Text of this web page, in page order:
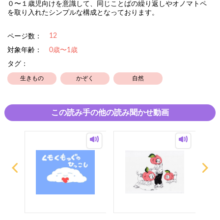
０〜１歳児向けを意識して、同じことばの繰り返しやオノマトペ
を取り入れたシンプルな構成となっております。
ページ数： 12
対象年齢：
0歳〜1歳
タグ：
生きもの かぞく 自然
この読み手の他の読み聞かせ動画